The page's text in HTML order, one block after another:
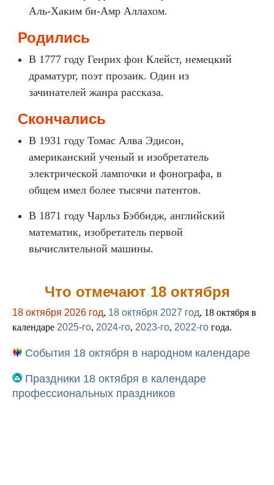
Аль-Хаким би-Амр Аллахом.
Родились
В 1777 году Генрих фон Клейст, немецкий
драматург, поэт прозаик. Один из
зачинателей жанра рассказа.
Скончались
В 1931 году Томас Алва Эдисон,
американский ученый и изобретатель
электрической лампочки и фонографа, в
общем имел более тыcячи патентов.
В 1871 году Чарльз Бэббидж, английский
математик, изобретатель первой
вычислительной машины.
Что отмечают 18 октября
18 октября 2026 год, 18 октября 2027 год, 18 октября в
календаре 2025-го, 2024-го, 2023-го, 2022-го года.
События 18 октября в народном календаре
Праздники 18 октября в календаре
профессиональных праздников